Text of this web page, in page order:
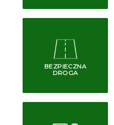
BEZPIECZNA
DROGA